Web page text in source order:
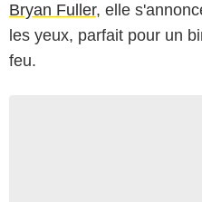
Bryan Fuller, elle
les yeux, parfait pour un
feu.